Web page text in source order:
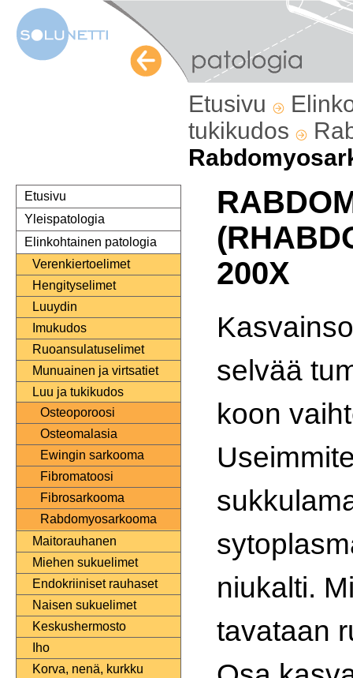
Etusivu
tukikudos
Etusivu
Yleispatologia
Elinkohtainen patologia
Verenkiertoelimet
Hengityselimet
Luuydin
Imukudos
Ruoansulatuselimet
Munuainen ja virtsatiet
Luu ja tukikudos
Osteoporoosi
Osteomalasia
Ewingin sarkooma
Fibromatoosi
Fibrosarkooma
Rabdomyosarkooma
Maitorauhanen
Miehen sukuelimet
Endokriiniset rauhaset
Naisen sukuelimet
Keskushermosto
Iho
Korva, nenä, kurkku
200X
selvää
koon
niukalti.
tavataan